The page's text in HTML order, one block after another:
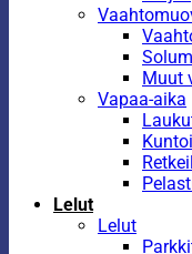
Muut
Vapaa-aika
Lelut
Lelut